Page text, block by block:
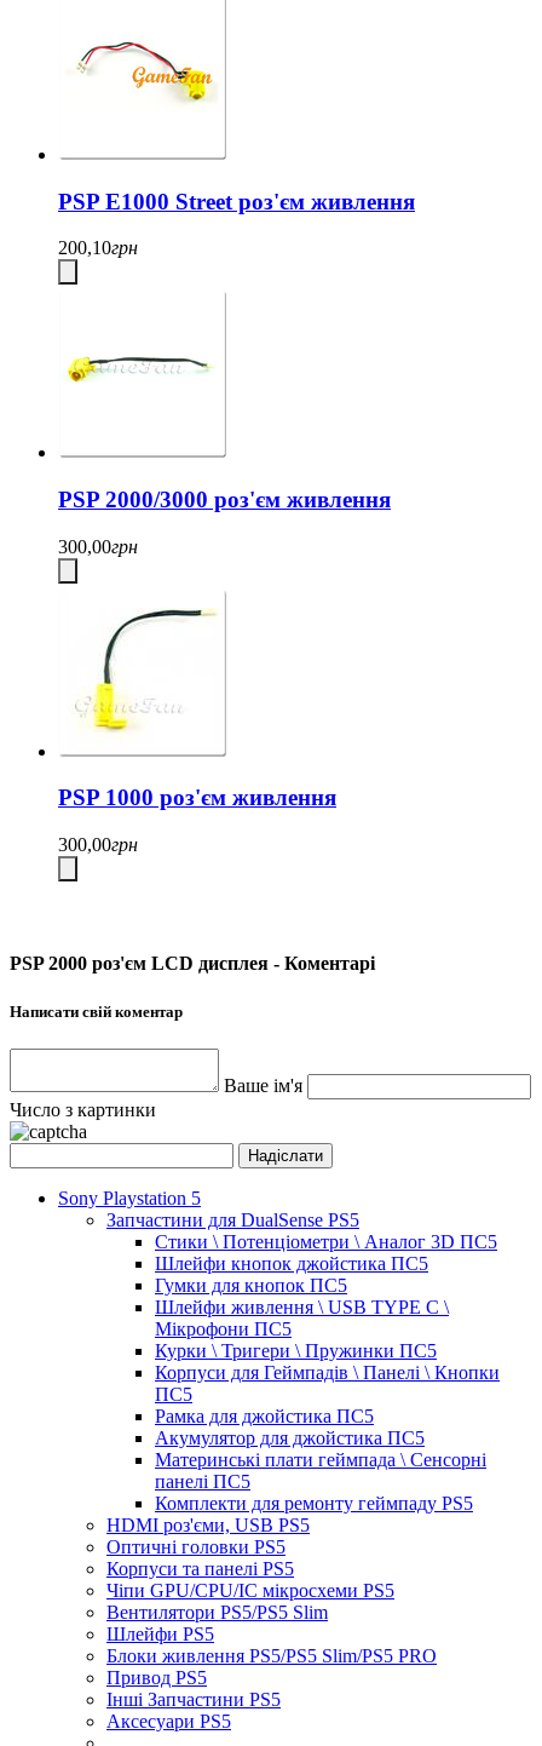
PSP E1000 Street роз'єм живлення
200,10грн
PSP 2000/3000 роз'єм живлення
300,00грн
PSP 1000 роз'єм живлення
300,00грн
PSP 2000 роз'єм LCD дисплея - Коментарі
Написати свій коментар
Ваше ім'я
Число з картинки
Sony Playstation 5
Запчастини для DualSense PS5
Стики \ Потенціометри \ Аналог 3D ПС5
Шлейфи кнопок джойстика ПС5
Гумки для кнопок ПС5
Шлейфи живлення \ USB TYPE C \
Мікрофони ПС5
Курки \ Тригери \ Пружинки ПС5
Корпуси для Геймпадів \ Панелі \ Кнопки
ПС5
Рамка для джойстика ПС5
Акумулятор для джойстика ПС5
Материнські плати геймпада \ Сенсорні
панелі ПС5
Комплекти для ремонту геймпаду PS5
HDMI роз'єми, USB PS5
Оптичні головки PS5
Корпуси та панелі PS5
Чіпи GPU/CPU/IC мікросхеми PS5
Вентилятори PS5/PS5 Slim
Шлейфи PS5
Блоки живлення PS5/PS5 Slim/PS5 PRO
Привод PS5
Інші Запчастини PS5
Аксесуари PS5